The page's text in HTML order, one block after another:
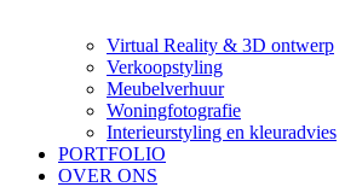
Virtual Reality & 3D ontwerp
Verkoopstyling
Meubelverhuur
Woningfotografie
Interieurstyling en kleuradvies
PORTFOLIO
OVER ONS